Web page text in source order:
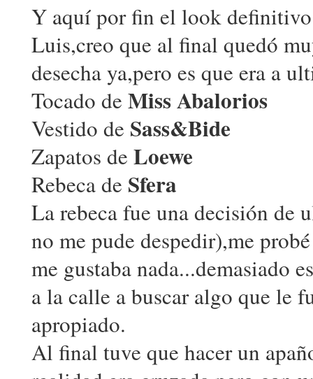
Y aquí por fin el look
Luis,creo que al final quedó
desecha ya,pero es que era a
Tocado de Miss Abalorios
Vestido de Sass&Bide
Zapatos de Loewe
Rebeca de Sfera
La rebeca fue una decisión de
no me pude despedir),me
me gustaba nada...demasiado
a la calle a buscar algo que le
apropiado.
Al final tuve que hacer un